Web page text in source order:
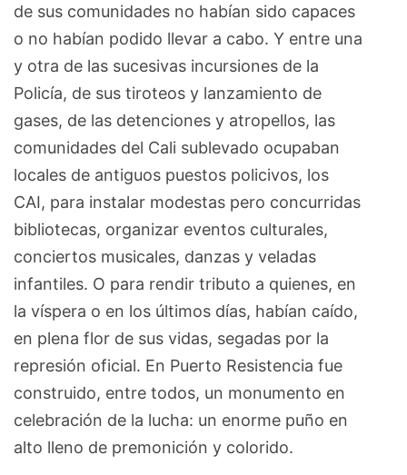
de sus comunidades no habían sido capaces
o no habían podido llevar a cabo. Y entre una
y otra de las sucesivas incursiones de la
Policía, de sus tiroteos y lanzamiento de
gases, de las detenciones y atropellos, las
comunidades del Cali sublevado ocupaban
locales de antiguos puestos policivos, los
CAI, para instalar modestas pero concurridas
bibliotecas, organizar eventos culturales,
conciertos musicales, danzas y veladas
infantiles. O para rendir tributo a quienes, en
la víspera o en los últimos días, habían caído,
en plena flor de sus vidas, segadas por la
represión oficial. En Puerto Resistencia fue
construido, entre todos, un monumento en
celebración de la lucha: un enorme puño en
alto lleno de premonición y colorido.